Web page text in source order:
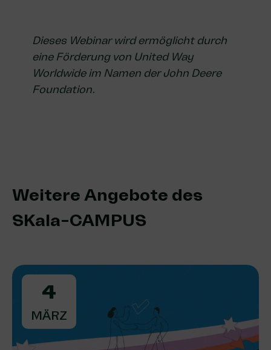
Dieses Webinar wird ermöglicht durch
eine Förderung von United Way
Worldwideim Namen derJohn Deere
Foundation.
Weitere Angebote des
SKala-CAMPUS
4
MÄRZ